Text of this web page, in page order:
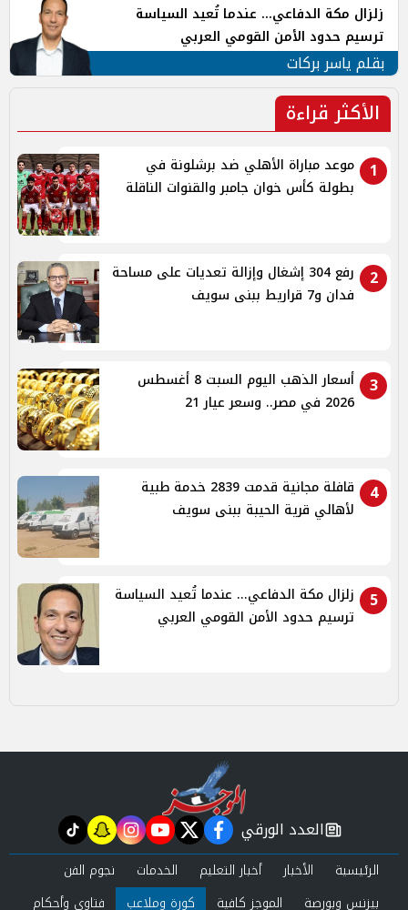
زلزال مكة الدفاعي... عندما تُعيد السياسة
ترسيم حدود الأمن القومي العربي
بقلم ياسر بركات
الأكثر قراءة
1
موعد مباراة الأهلي ضد برشلونة في
بطولة كأس خوان جامبر والقنوات الناقلة
2
رفع 304 إشغال وإزالة تعديات على مساحة
فدان و7 قراريط ببنى سويف
3
أسعار الذهب اليوم السبت 8 أغسطس
2026 في مصر.. وسعر عيار 21
4
قافلة مجانية قدمت 2839 خدمة طبية
لأهالي قرية الحيبة ببنى سويف
5
زلزال مكة الدفاعي... عندما تُعيد السياسة
ترسيم حدود الأمن القومي العربي
newspaper
العدد الورقي facebook
twitter
youtube
instagram
snapchat
tiktok
الرئيسية الأخبار أخبار التعليم الخدمات
نجوم الفن
بيزنس وبورصة
الموجز كافية كورة وملاعب فتاوى وأحكام